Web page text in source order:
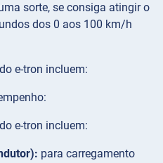
sorte, se consiga atingir o
dos 0 aos 100 km/h
e-tron incluem:
e-tron incluem:
para carregamento